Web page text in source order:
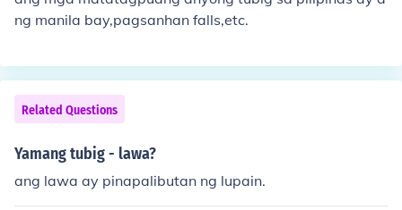
ing tubig, at pag-ulan sa lupa upang muling mapuno an
g mga anyong tubig.
ng manila bay,pagsanhan falls,etc.
Related Questions
Yamang tubig - lawa?
ang lawa ay pinapalibutan ng lupain.